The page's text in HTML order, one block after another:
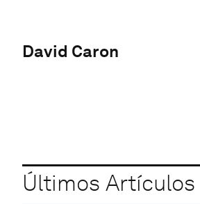
David Caron
Últimos Artículos